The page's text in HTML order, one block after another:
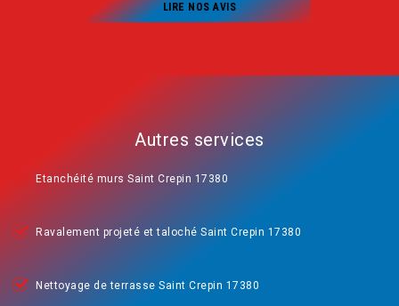
LIRE NOS AVIS
Autres services
Etanchéité murs Saint Crepin 17380
Ravalement projeté et taloché Saint Crepin 17380
Nettoyage de terrasse Saint Crepin 17380